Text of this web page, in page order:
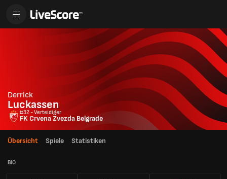
Derrick
Luckassen
#32 - Verteidiger
FK Crvena Zvezda Belgrade
Übersicht Spiele Statistiken
BIO